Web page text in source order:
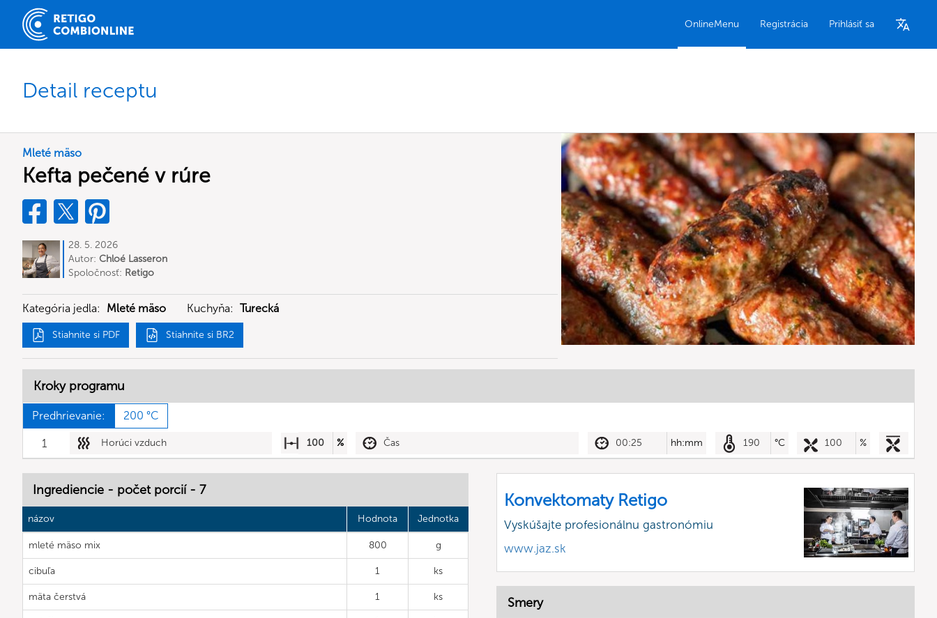
OnlineMenu Registrácia Prihlásiť sa
Detail receptu
Mleté mäso
Kefta pečené v rúre
28. 5. 2026
Autor: Chloé Lasseron
Spoločnosť: Retigo
Kategória jedla: Mleté mäso Kuchyňa: Turecká
Stiahnite si PDF Stiahnite si BR2
Kroky programu
Predhrievanie: 200 °C
1 Horúci vzduch 100 % Čas 00:25 hh:mm 190 °C 100 %
Ingrediencie - počet porcií - 7
názov Hodnota Jednotka
mleté mäso mix 800 g
cibuľa 1 ks
mäta čerstvá 1 ks
Konvektomaty Retigo
Vyskúšajte profesionálnu gastronómiu
www.jaz.sk
Smery